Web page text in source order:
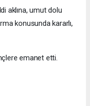
aklına, umut dolu
konusunda kararlı,
emanet etti.